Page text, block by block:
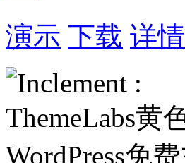
演示 下载 详情